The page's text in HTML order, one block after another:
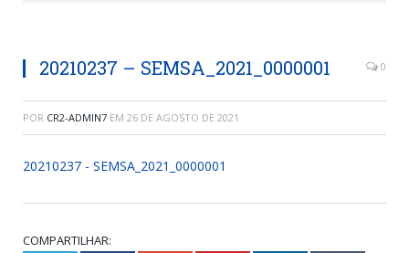
20210237 – SEMSA_2021_0000001 0
POR CR2-ADMIN7 EM 26 DE AGOSTO DE 2021
20210237 - SEMSA_2021_0000001
COMPARTILHAR: